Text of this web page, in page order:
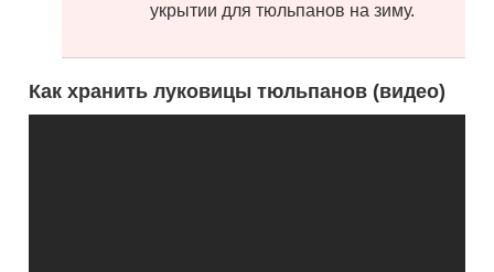
укрытии для тюльпанов на зиму.
Как хранить луковицы тюльпанов (видео)